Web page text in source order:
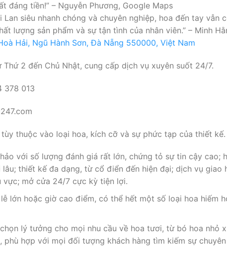
đáng tiền!” – Nguyễn Phương, Google Maps
Lan siêu nhanh chóng và chuyên nghiệp, hoa đến tay vẫn
lượng sản phẩm và sự tận tình của nhân viên.” – Minh
Hải, Ngũ Hành Sơn, Đà Nẵng 550000, Việt Nam
2 đến Chủ Nhật, cung cấp dịch vụ xuyên suốt 24/7.
378 013
thuộc vào loại hoa, kích cỡ và sự phức tạp của thiết kế.
với số lượng đánh giá rất lớn, chứng tỏ sự tin cậy cao;
thiết kế đa dạng, từ cổ điển đến hiện đại; dịch vụ giao
vực; mở cửa 24/7 cực kỳ tiện lợi.
lớn hoặc giờ cao điểm, có thể hết một số loại hoa hiếm
lý tưởng cho mọi nhu cầu về hoa tươi, từ bó hoa nhỏ
phù hợp với mọi đối tượng khách hàng tìm kiếm sự